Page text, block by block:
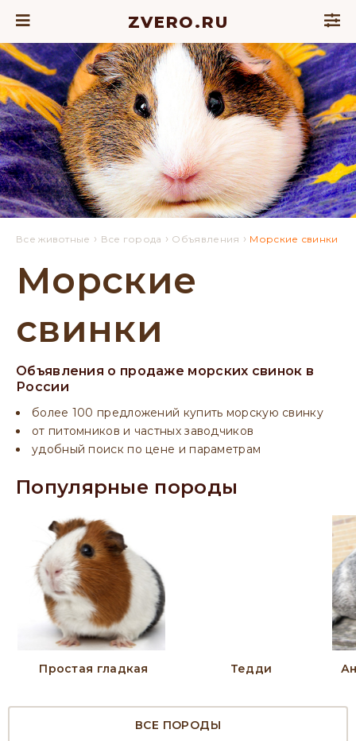
ZVERO.RU
Все животные › Все города › Объявления › Морские свинки
Морские
свинки
Объявления о продаже морских свинок в
России
более 100 предложений купить морскую свинку
от питомников и частных заводчиков
удобный поиск по цене и параметрам
Популярные породы
Простая гладкая Тедди
ВСЕ ПОРОДЫ